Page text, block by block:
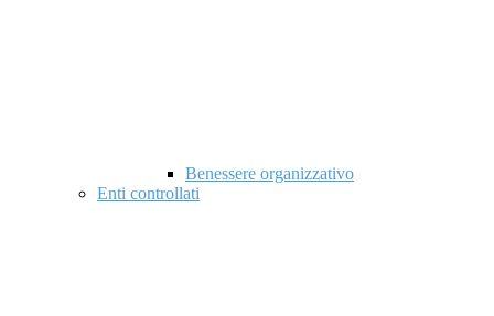
Benessere organizzativo
Enti controllati